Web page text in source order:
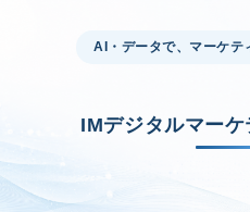
AI・データで、マーケテ
IMデジタルマー